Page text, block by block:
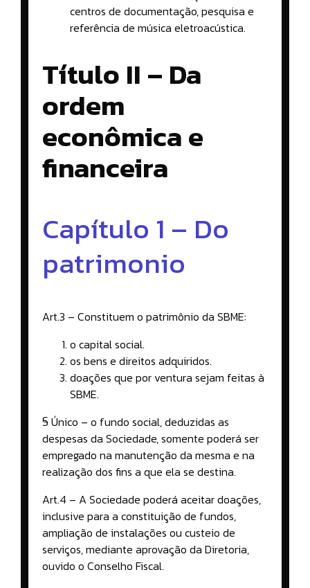
centros de documentação, pesquisa e
referência de música eletroacústica.
Título II – Da
ordem
econômica e
financeira
Capítulo 1 – Do
patrimonio
Art.3 – Constituem o patrimônio da SBME:
o capital social.
os bens e direitos adquiridos.
doações que por ventura sejam feitas à
SBME.
§ Único – o fundo social, deduzidas as
despesas da Sociedade, somente poderá ser
empregado na manutenção da mesma e na
realização dos fins a que ela se destina.
Art.4 – A Sociedade poderá aceitar doações,
inclusive para a constituição de fundos,
ampliação de instalações ou custeio de
serviços, mediante aprovação da Diretoria,
ouvido o Conselho Fiscal.